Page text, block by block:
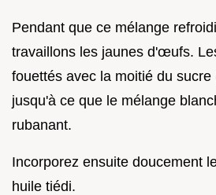
Pendant que ce mélange
travaillons les jaunes d'œufs.
fouettés avec la moitié du
jusqu'à ce que le mélange
rubanant.
Incorporez ensuite doucement
huile tiédi.